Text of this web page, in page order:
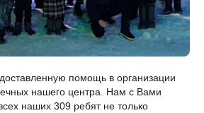
помощь в организации
нашего центра. Нам с Вами
наших 309 ребят не только